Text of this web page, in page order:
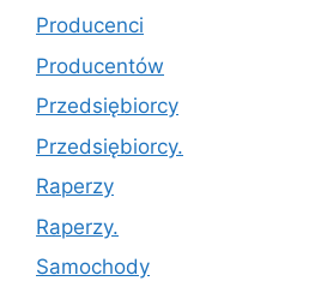
Producenci
Producentów
Przedsiębiorcy
Przedsiębiorcy.
Raperzy
Raperzy.
Samochody